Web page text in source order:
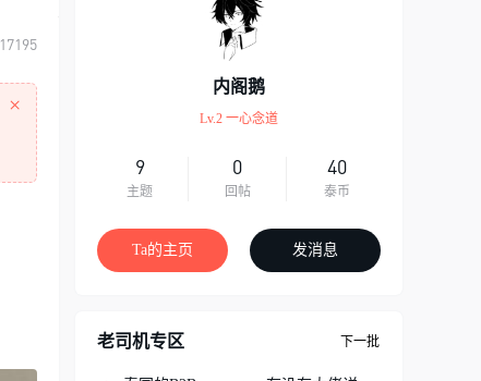
17195
×
内阁鹅
Lv.2 一心念道
9
主题
0
回帖
40
泰币
Ta的主页 发消息
老司机专区 下一批